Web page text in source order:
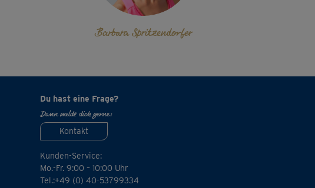
Barbara Spritzendorfer
Du hast eine Frage?
Dann melde dich gerne:
Kontakt
Kunden-Service:
Mo.-Fr. 9:00 – 10:00 Uhr
Tel.:+49 (0) 40-53799334